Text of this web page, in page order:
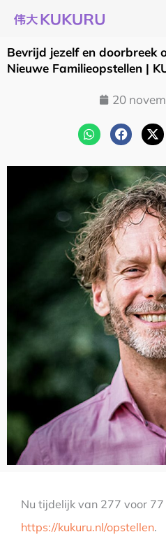
naar
de
inhoud
Bevrijd jezelf en doorbreek
Nieuwe Familieopstellen |
20
Nu tijdelijk van 277 voor 77
https://kukuru.nl/opstellen.